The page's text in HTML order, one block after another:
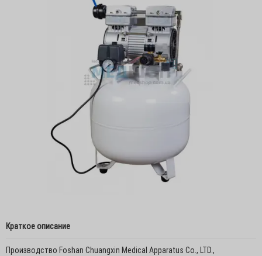
Краткое описание
Производство Foshan Chuangxin Medical Apparatus Co., LTD.,